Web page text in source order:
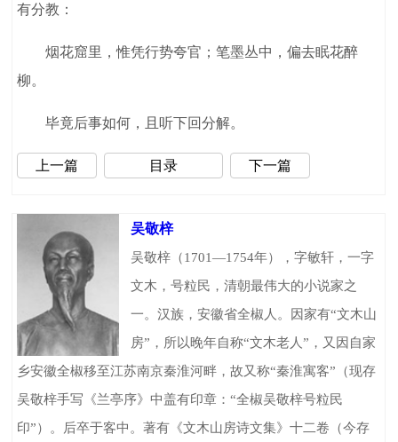
有分教：
烟花窟里，惟凭行势夸官；笔墨丛中，偏去眠花醉
柳。
毕竟后事如何，且听下回分解。
上一篇 目录 下一篇
吴敬梓
吴敬梓（1701—1754年），字敏轩，一字
文木，号粒民，清朝最伟大的小说家之
一。汉族，安徽省全椒人。因家有“文木山
房”，所以晚年自称“文木老人”，又因自家
乡安徽全椒移至江苏南京秦淮河畔，故又称“秦淮寓客”（现存
吴敬梓手写《兰亭序》中盖有印章：“全椒吴敬梓号粒民
印”）。后卒于客中。著有《文木山房诗文集》十二卷（今存